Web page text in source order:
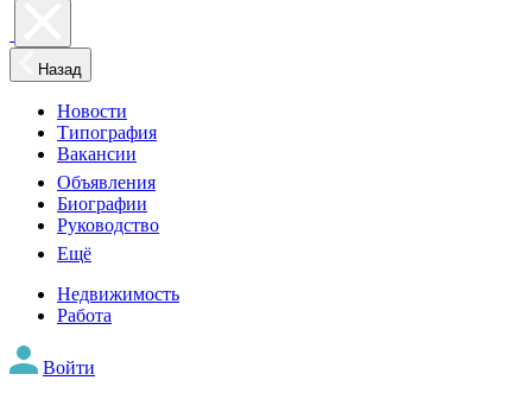
Назад
Новости
Типография
Вакансии
Объявления
Биографии
Руководство
Ещё
Недвижимость
Работа
Войти